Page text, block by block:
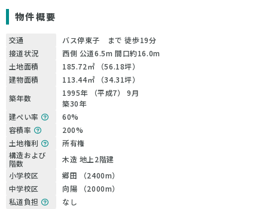
物件概要
交通
バス停東子 まで 徒歩19分
接道状況
西側 公道6.5m 間口約16.0m
土地面積
185.72㎡ （56.18坪）
建物面積
113.44㎡ （34.31坪）
築年数
1995年 （平成7） 9月
築30年
建ぺい率
60%
容積率
200%
土地権利
所有権
構造および
階数
木造 地上2階建
小学校区
郷田 （2400m）
中学校区
向陽 （2000m）
私道負担
なし